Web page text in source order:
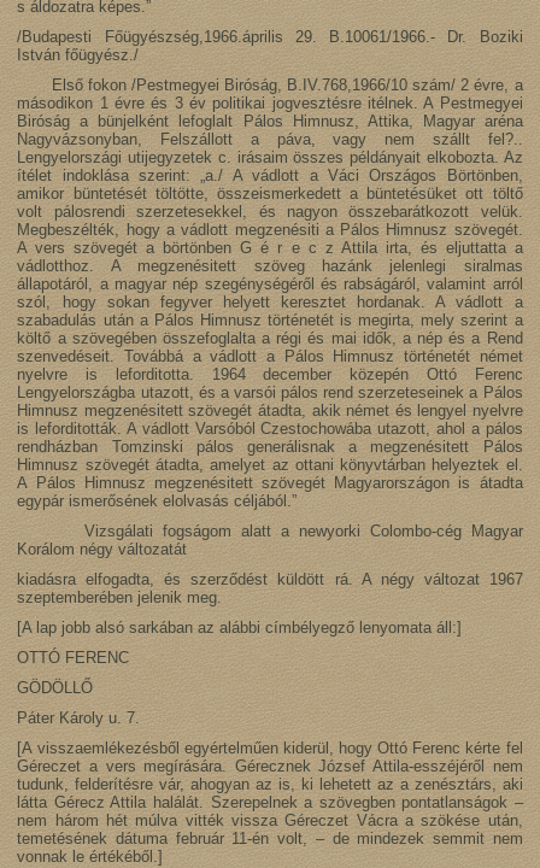
s áldozatra képes.”
/Budapesti Főügyészség,1966.április 29. B.10061/1966.- Dr. Boziki
István főügyész./
Első fokon /Pestmegyei Biróság, B.IV.768,1966/10 szám/ 2 évre, a
másodikon 1 évre és 3 év politikai jogvesztésre itélnek. A Pestmegyei
Biróság a bünjelként lefoglalt Pálos Himnusz, Attika, Magyar aréna
Nagyvázsonyban, Felszállott a páva, vagy nem szállt fel?..
Lengyelországi utijegyzetek c. irásaim összes példányait elkobozta. Az
ítélet indoklása szerint: „a./ A vádlott a Váci Országos Börtönben,
amikor büntetését töltötte, összeismerkedett a büntetésüket ott töltő
volt pálosrendi szerzetesekkel, és nagyon összebarátkozott velük.
Megbeszélték, hogy a vádlott megzenésiti a Pálos Himnusz szövegét.
A vers szövegét a börtönben G é r e c z Attila irta, és eljuttatta a
vádlotthoz. A megzenésitett szöveg hazánk jelenlegi siralmas
állapotáról, a magyar nép szegénységéről és rabságáról, valamint arról
szól, hogy sokan fegyver helyett keresztet hordanak. A vádlott a
szabadulás után a Pálos Himnusz történetét is megirta, mely szerint a
költő a szövegében összefoglalta a régi és mai idők, a nép és a Rend
szenvedéseit. Továbbá a vádlott a Pálos Himnusz történetét német
nyelvre is leforditotta. 1964 december közepén Ottó Ferenc
Lengyelországba utazott, és a varsói pálos rend szerzeteseinek a Pálos
Himnusz megzenésitett szövegét átadta, akik német és lengyel nyelvre
is leforditották. A vádlott Varsóból Czestochowába utazott, ahol a pálos
rendházban Tomzinski pálos generálisnak a megzenésitett Pálos
Himnusz szövegét átadta, amelyet az ottani könyvtárban helyeztek el.
A Pálos Himnusz megzenésitett szövegét Magyarországon is átadta
egypár ismerősének elolvasás céljából.”
Vizsgálati fogságom alatt a newyorki Colombo-cég Magyar
Korálom négy változatát
kiadásra elfogadta, és szerződést küldött rá. A négy változat 1967
szeptemberében jelenik meg.
[A lap jobb alsó sarkában az alábbi címbélyegző lenyomata áll:]
OTTÓ FERENC
GÖDÖLLŐ
Páter Károly u. 7.
[A visszaemlékezésből egyértelműen kiderül, hogy Ottó Ferenc kérte fel
Géreczet a vers megírására. Gérecznek József Attila-esszéjéről nem
tudunk, felderítésre vár, ahogyan az is, ki lehetett az a zenésztárs, aki
látta Gérecz Attila halálát. Szerepelnek a szövegben pontatlanságok –
nem három hét múlva vitték vissza Géreczet Vácra a szökése után,
temetésének dátuma február 11-én volt, – de mindezek semmit nem
vonnak le értékéből.]